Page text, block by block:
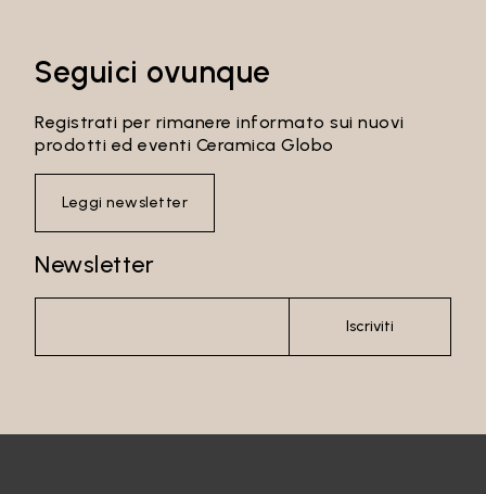
Seguici ovunque
Registrati per rimanere informato sui nuovi
prodotti ed eventi Ceramica Globo
Leggi newsletter
Newsletter
Iscriviti